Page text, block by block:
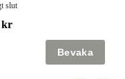
slut
kr